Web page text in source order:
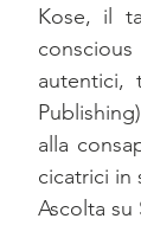
Kose, il
autentici,
alla
cicatrici in
Ascolta su